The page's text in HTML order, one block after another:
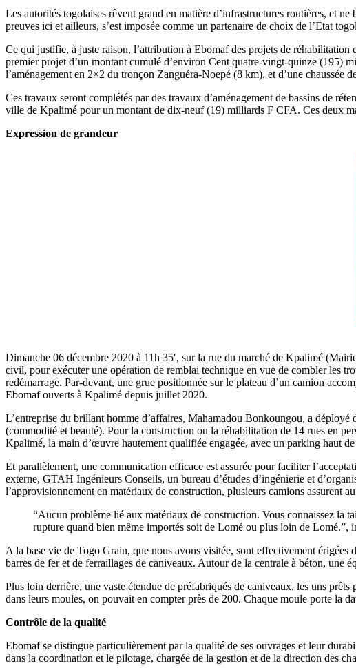
Les autorités togolaises rêvent grand en matière d’infrastructures routières, et
preuves ici et ailleurs, s’est imposée comme un partenaire de choix de l’Etat
Ce qui justifie, à juste raison, l’attribution à Ebomaf des projets de
premier projet d’un montant cumulé d’environ Cent quatre-vingt-quinze (195)
l’aménagement en 2×2 du tronçon Zanguéra-Noepé (8 km), et d’une chaussée
Ces travaux seront complétés par des travaux d’aménagement de bassins de
ville de Kpalimé pour un montant de dix-neuf (19) milliards F CFA. Ces deux
Expression de grandeur
Dimanche 06 décembre 2020 à 11h 35′, sur la rue du marché de Kpalimé
civil, pour exécuter une opération de remblai technique en vue de combler les
redémarrage. Par-devant, une grue positionnée sur le plateau d’un camion
Ebomaf ouverts à Kpalimé depuis juillet 2020.
L’entreprise du brillant homme d’affaires, Mahamadou Bonkoungou, a
(commodité et beauté). Pour la construction ou la réhabilitation de 14 rues en
Kpalimé, la main d’œuvre hautement qualifiée engagée, avec un parking haut de
Et parallèlement, une communication efficace est assurée pour faciliter
externe, GTAH Ingénieurs Conseils, un bureau d’études d’ingénierie et
l’approvisionnement en matériaux de construction, plusieurs camions assurent
“Aucun problème lié aux matériaux de construction. Vous connaissez la
rupture quand bien même importés soit de Lomé ou plus loin de
A la base vie de Togo Grain, que nous avons visitée, sont effectivement érigées
barres de fer et de ferraillages de caniveaux. Autour de la centrale à béton, une
Plus loin derrière, une vaste étendue de préfabriqués de caniveaux, les uns
dans leurs moules, on pouvait en compter près de 200. Chaque moule porte la
Contrôle de la qualité
Ebomaf se distingue particulièrement par la qualité de ses ouvrages et leur
dans la coordination et le pilotage, chargée de la gestion et de la direction des